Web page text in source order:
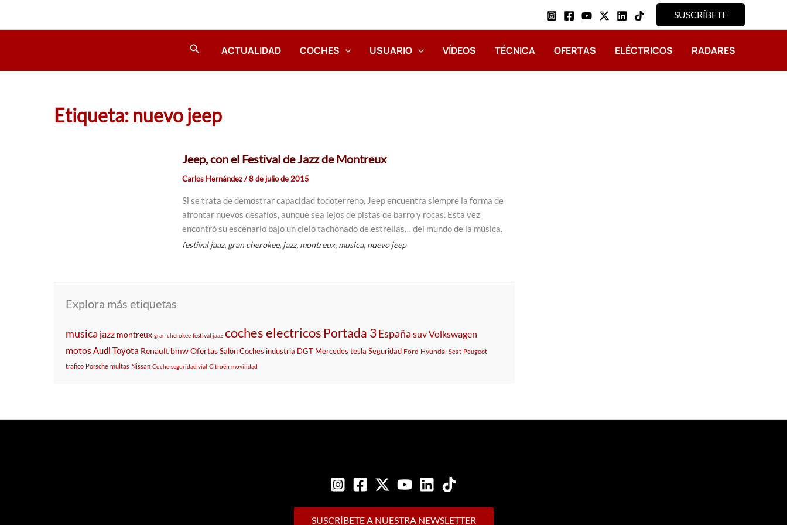
SUSCRÍBETE
Buscar ACTUALIDAD COCHES USUARIO VÍDEOS TÉCNICA OFERTAS ELÉCTRICOS RADARES
Etiqueta: nuevo jeep
Jeep, con el Festival de Jazz de Montreux
Carlos Hernández/8 de julio de 2015
Si se trata de demostrar capacidad todoterreno, Jeep encuentra siempre la forma de
afrontar nuevos desafíos, aunque sea lejos de pistas de barro y rocas. Esta vez
encontró su escenario bajo un cielo tachonado de estrellas… del mundo de la música.
festival jaaz, gran cherokee, jazz, montreux, musica, nuevo jeep
Explora más etiquetas
musica jazz montreux gran cherokee festival jaaz coches electricos Portada 3España suvVolkswagen
motos Audi Toyota Renault bmwOfertasSalónCoches industria DGT Mercedes tesla Seguridad Ford Hyundai Seat Peugeot
trafico Porsche multas Nissan Coche seguridad vial Citroën movilidad
SUSCRÍBETE A NUESTRA NEWSLETTER